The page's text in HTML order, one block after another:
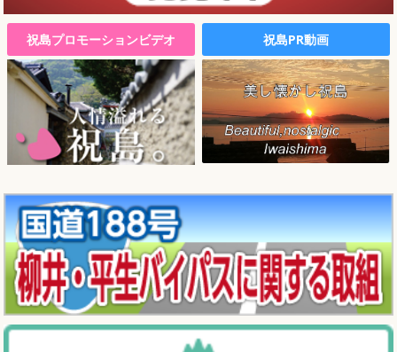
祝島プロモーションビデオ 祝島PR動画